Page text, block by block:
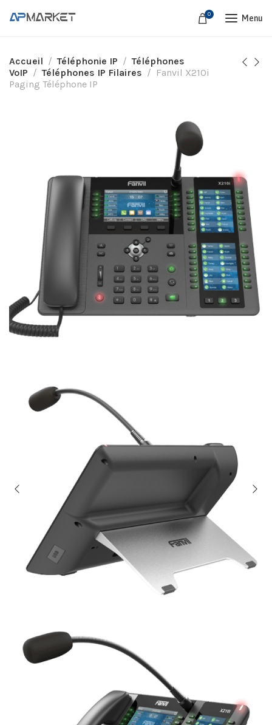
0 Menu
Accueil Téléphonie IP
Téléphones
VoIP
Téléphones IP Filaires
Fanvil X210i
Paging Téléphone IP